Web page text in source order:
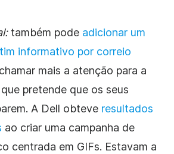
também pode adicionar um
informativo por correio
mais a atenção para a
pretende que os seus
A Dell obteve resultados
ao criar uma campanha de
centrada em GIFs. Estavam a